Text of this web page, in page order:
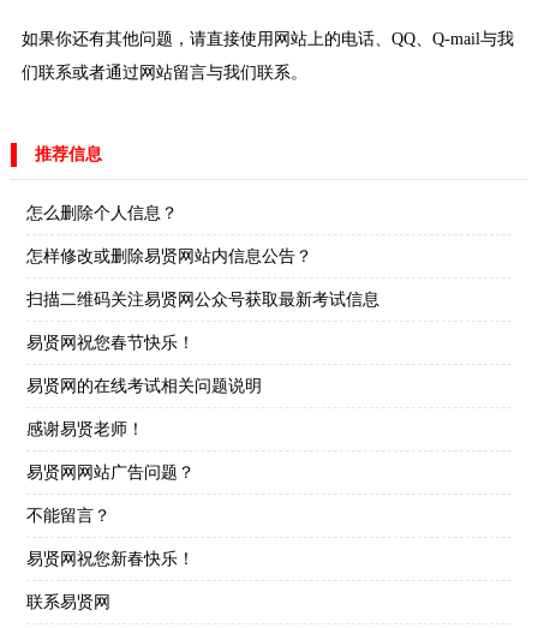
如果你还有其他问题，请直接使用网站上的电话、QQ、Q-mail与我
们联系或者通过网站留言与我们联系。
推荐信息
怎么删除个人信息？
怎样修改或删除易贤网站内信息公告？
扫描二维码关注易贤网公众号获取最新考试信息
易贤网祝您春节快乐！
易贤网的在线考试相关问题说明
感谢易贤老师！
易贤网网站广告问题？
不能留言？
易贤网祝您新春快乐！
联系易贤网